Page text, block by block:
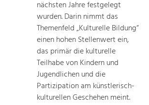
nächsten Jahre festgelegt
wurden. Darin nimmt das
Themenfeld „Kulturelle Bildung“
einen hohen Stellenwert ein,
das primär die kulturelle
Teilhabe von Kindern und
Jugendlichen und die
Partizipation am künstlerisch-
kulturellen Geschehen meint.